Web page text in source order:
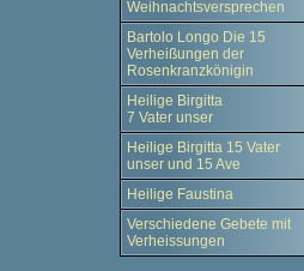
Weihnachtsversprechen
Bartolo Longo Die 15
Verheißungen der
Rosenkranzkönigin
Heilige Birgitta
7 Vater unser
Heilige Birgitta 15 Vater
unser und 15 Ave
Heilige Faustina
Verschiedene Gebete mit
Verheissungen